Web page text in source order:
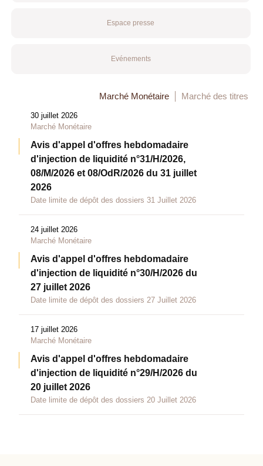
Espace presse
Evénements
Marché Monétaire Marché des titres
30 juillet 2026
Marché Monétaire
Avis d'appel d'offres hebdomadaire
d'injection de liquidité n°31/H/2026,
08/M/2026 et 08/OdR/2026 du 31 juillet
2026
Date limite de dépôt des dossiers 31 Juillet 2026
24 juillet 2026
Marché Monétaire
Avis d'appel d'offres hebdomadaire
d'injection de liquidité n°30/H/2026 du
27 juillet 2026
Date limite de dépôt des dossiers 27 Juillet 2026
17 juillet 2026
Marché Monétaire
Avis d'appel d'offres hebdomadaire
d'injection de liquidité n°29/H/2026 du
20 juillet 2026
Date limite de dépôt des dossiers 20 Juillet 2026